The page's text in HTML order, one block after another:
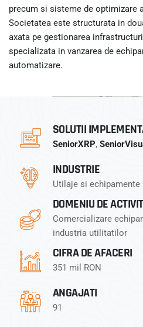
precum si sisteme de optimizare
Societatea este structurata in
axata pe gestionarea
specializata in vanzarea de
automatizare.
SOLUTII
SeniorXRP,
INDUSTRIE
Utilaje si echipamente
DOMENIU DE
Comercializare
industria utilitatilor
CIFRA DE AFACERI
351 mil RON
ANGAJATI
91